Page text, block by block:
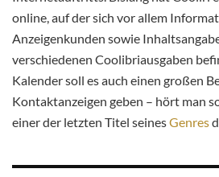
online, auf der sich vor allem
Anzeigenkunden sowie
verschiedenen Coolibriausgaben
Kalender soll es auch einen großen
Kontaktanzeigen geben – hört man
einer der letzten Titel seinesGenres